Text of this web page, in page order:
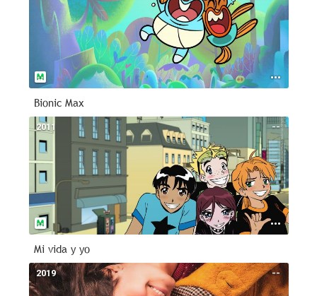
Bionic Max
--
2011
Mi vida y yo
--
2019